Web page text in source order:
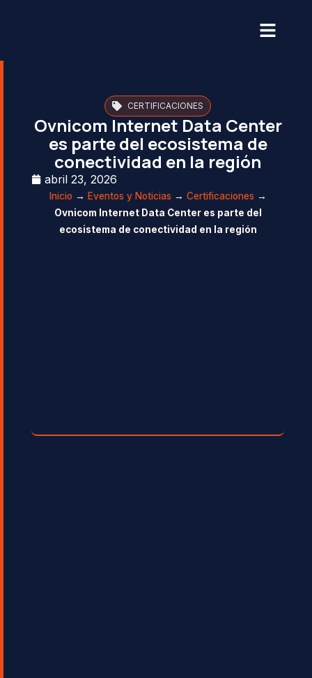
CERTIFICACIONES
Ovnicom Internet Data Center
es parte del ecosistema de
conectividad en la región
abril 23, 2026
Inicio → Eventos y Noticias → Certificaciones →
Ovnicom Internet Data Center es parte del
ecosistema de conectividad en la región